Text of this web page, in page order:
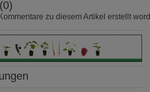
zu diesem Artikel erstellt